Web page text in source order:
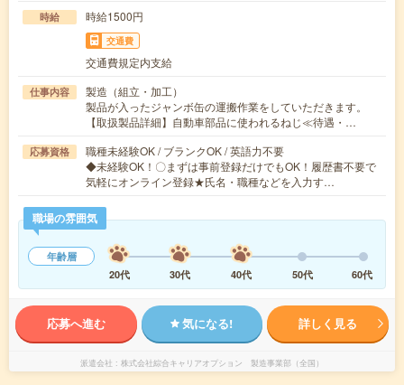
時給 時給1500円
交通費
交通費規定内支給
仕事内容
製造（組立・加工）
製品が入ったジャンボ缶の運搬作業をしていただきます。
【取扱製品詳細】自動車部品に使われるねじ≪待遇・…
応募資格
職種未経験OK / ブランクOK / 英語力不要
◆未経験OK！〇まずは事前登録だけでもOK！履歴書不要で
気軽にオンライン登録★氏名・職種などを入力す…
職場の雰囲気
年齢層
20代
30代 40代 50代 60代
応募へ進む 気になる! 詳しく見る
派遣会社 株式会社綜合キャリアオプション 製造事業部（全国）